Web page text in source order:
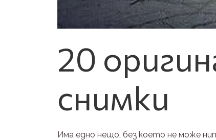
20
снимки
Има едно нещо, без което не може